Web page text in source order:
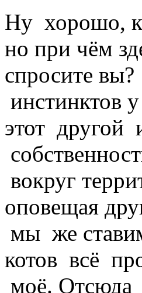
Ну хорошо,
но при чём
спросите
инстинктов
этот другой
вокруг
оповещая
мы же
котов всё
моё. Отсюда